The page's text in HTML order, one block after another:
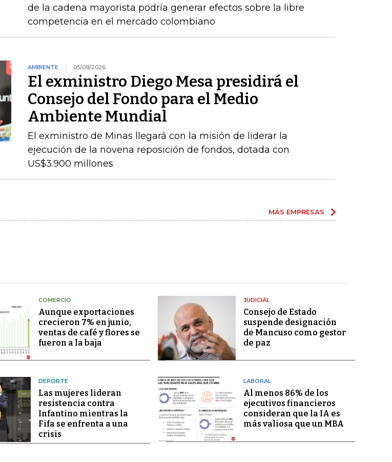
de la cadena mayorista podría generar efectos sobre la libre
competencia en el mercado colombiano
AMBIENTE 05/08/2026
El exministro Diego Mesa presidirá el
Consejo del Fondo para el Medio
Ambiente Mundial
El exministro de Minas llegará con la misión de liderar la
ejecución de la novena reposición de fondos, dotada con
US$3.900 millones
MÁS EMPRESAS
COMERCIO
Aunque exportaciones
crecieron 7% en junio,
ventas de café y flores se
fueron a la baja
JUDICIAL
Consejo de Estado
suspende designación
de Mancuso como gestor
de paz
DEPORTE
Las mujeres lideran
resistencia contra
Infantino mientras la
Fifa se enfrenta a una
crisis
LABORAL
Al menos 86% de los
ejecutivos financieros
consideran que la IA es
más valiosa que un MBA